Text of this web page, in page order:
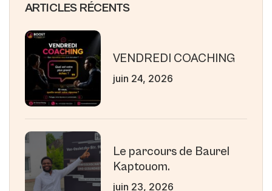
ARTICLES RÉCENTS
VENDREDI COACHING
juin 24, 2026
Le parcours de Baurel
Kaptouom.
juin 23, 2026